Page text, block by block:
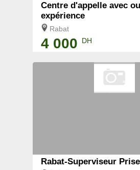
Centre d'appelle avec
expérience
Rabat
4 000 DH
Rabat-Superviseur